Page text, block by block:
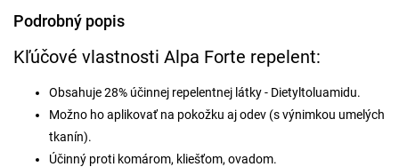
Podrobný popis
Kľúčové vlastnosti Alpa Forte repelent:
Obsahuje 28% účinnej repelentnej látky - Dietyltoluamidu.
Možno ho aplikovať na pokožku aj odev (s výnimkou umelých
tkanín).
Účinný proti komárom, kliešťom, ovadom.